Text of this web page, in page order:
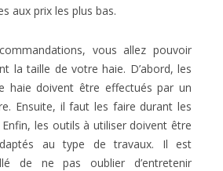
aux prix les plus bas.
vous allez pouvoir
la taille de votre haie. D’abord, les
haie doivent être effectués par un
Ensuite, il faut les faire durant les
les outils à utiliser doivent être
au type de travaux. Il est
de ne pas oublier d’entretenir